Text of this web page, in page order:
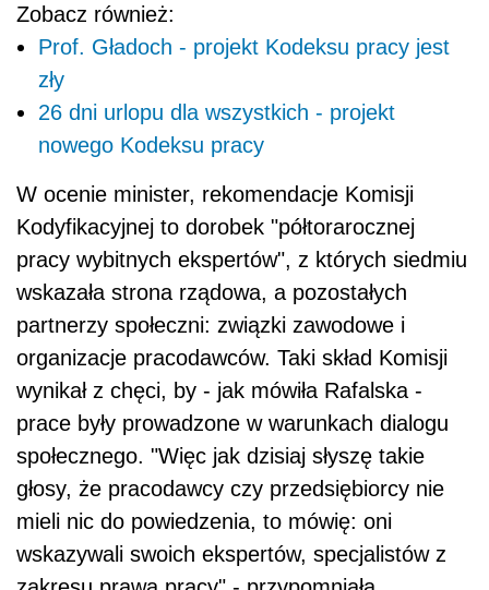
Zobacz również:
Prof. Gładoch - projekt Kodeksu pracy jest
zły
26 dni urlopu dla wszystkich - projekt
nowego Kodeksu pracy
W ocenie minister, rekomendacje Komisji
Kodyfikacyjnej to dorobek "półtorarocznej
pracy wybitnych ekspertów", z których siedmiu
wskazała strona rządowa, a pozostałych
partnerzy społeczni: związki zawodowe i
organizacje pracodawców. Taki skład Komisji
wynikał z chęci, by - jak mówiła Rafalska -
prace były prowadzone w warunkach dialogu
społecznego. "Więc jak dzisiaj słyszę takie
głosy, że pracodawcy czy przedsiębiorcy nie
mieli nic do powiedzenia, to mówię: oni
wskazywali swoich ekspertów, specjalistów z